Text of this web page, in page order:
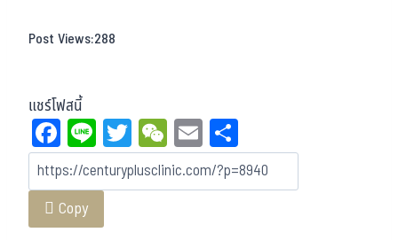
Post Views:288
แชร์โฟสนี้
Fa
ce
bo
ok
Li
ne
T
wi
tt
W
eC
ha
E
m
ail
ar
e
Copy